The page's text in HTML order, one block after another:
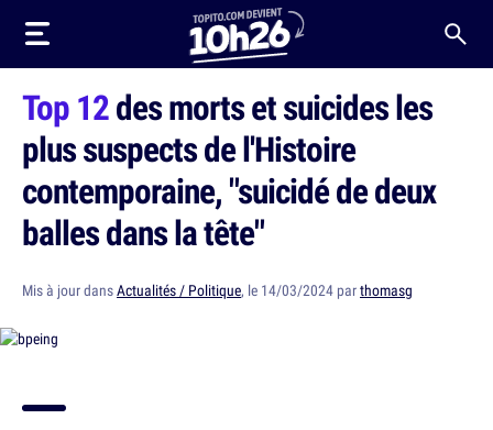
Top 12des morts et suicides les
plus suspects de l'Histoire
contemporaine, "suicidé de deux
balles dans la tête"
Mis à jour dansActualités / Politique, le 14/03/2024 parthomasg